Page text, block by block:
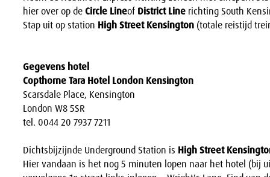
hier over op deCircle Lineof District Line richting South
Stap uit op station High Street Kensington (totale reistijd
Gegevens hotel
Copthorne Tara Hotel London Kensington
Scarsdale Place, Kensington
London W8 5SR
tel. 0044 20 7937 7211
Dichtsbijzijnde Underground Station is High Street
Hier vandaan is het nog 5 minuten lopen naar het hotel (bij